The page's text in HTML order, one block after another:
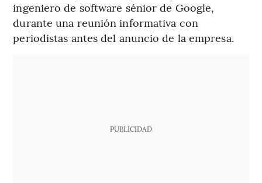
ingeniero de software sénior de Google,
durante una reunión informativa con
periodistas antes del anuncio de la empresa.
PUBLICIDAD